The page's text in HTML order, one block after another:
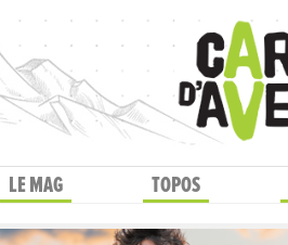
LE MAG TOPOS